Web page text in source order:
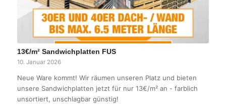
13€/m² Sandwichplatten FUS
10. Januar 2026
Neue Ware kommt! Wir räumen unseren Platz und bieten
unsere Sandwichplatten jetzt für nur 13€/m² an - farblich
unsortiert, unschlagbar günstig!